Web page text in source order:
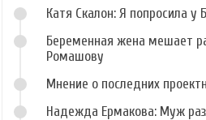
Катя Скалон: Я попросила у
Беременная жена мешает
Ромашову
Мнение о последних
Надежда Ермакова: Муж